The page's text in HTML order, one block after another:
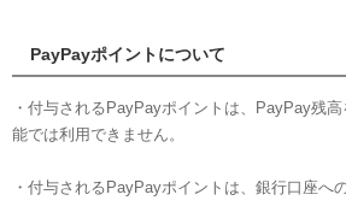
PayPayポイントについて
・付与されるPayPayポイントは、PayPay残
能では利用できません。
・付与されるPayPayポイントは、銀行口座へ